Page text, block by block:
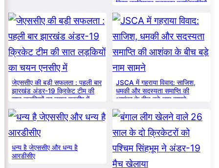
किया नवनियुक्त पत्रकार पदाधिकारियों
का सम्मान
जेएससीए की बड़ी सफलता : पहली बार
झारखंड अंडर-19 क्रिकेट टीम की
सात लड़कियों का चयन एनसीए में
JSCA में गहराया विवाद: साजिश,
धमकी और सदस्यता समाप्ति की
आशंका के बीच बड़े नाम सामने
धन्य है जेएससीए और धन्य है
आरडीसीए